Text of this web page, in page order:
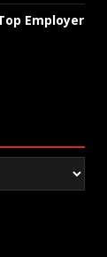
Employer